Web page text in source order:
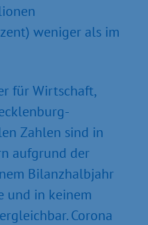
weniger als im
für Wirtschaft,
Zahlen sind in
aufgrund der
Bilanzhalbjahr
und in keinem
Corona